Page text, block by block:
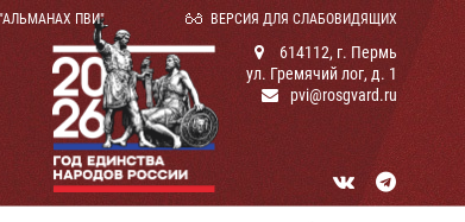
ПВИ" ВЕРСИЯ ДЛЯ СЛАБОВИДЯЩИХ
614112, г. Пермь
ул. Гремячий лог, д. 1
pvi@rosgvard.ru